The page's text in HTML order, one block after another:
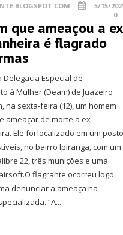
5/15/
0
que ameaçou a
é flagrado
Delegacia Especial de
à Mulher (Deam) de Juazeiro
na sexta-feira (12), um homem
ameaçar de morte a ex-
Ele foi localizado em um
no bairro Ipiranga, com um
22, três munições e uma
flagrante ocorreu logo
denunciar a ameaça na
“A...